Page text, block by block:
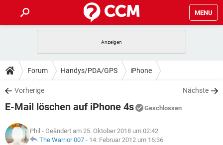
MENU
ANDROID IOS
WINDOWS 10
WHATSAPP TIKTOK
FACEBOOK
TIPPS & TRICKS
SPIELE STREAMING
WHATSAPP TIKTOK
DOWNLOADS
SPIELE STREAMING
ANDROID
WINDOWS 10 INSTAGRAM
SPIELE STREAMING
LEXIKON
Forum Handys/PDA/GPS iPhone
Vorherige Nächste
E-Mail löschen auf iPhone 4s Geschlossen
Phil - Geändert am 25. Oktober 2018 um 02:42
The Warrior 007 - 14. Februar 2012 um 16:36